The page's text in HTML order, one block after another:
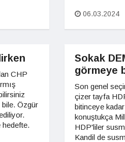
06.03.2024
CHP
bile. Özgür
hedefte.
Sokak
görmeye
Son genel
çizer tayfa
bitinceye
konuştukça
HDP'liler
Kandil de